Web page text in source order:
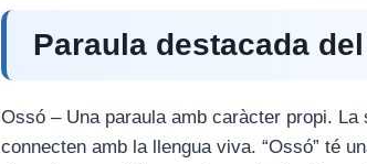
Paraula destacada
Ossó – Una paraula amb caràcter propi.
connecten amb la llengua viva. “Ossó” té